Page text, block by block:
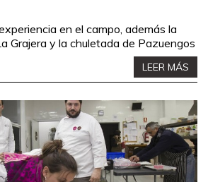
en el campo, además la
Grajera y la chuletada de Pazuengos
LEER MÁS